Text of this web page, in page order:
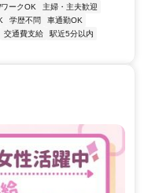
ークOK
主婦・主夫歓迎
学歴不問
車通勤OK
交通費支給
駅近5分以内